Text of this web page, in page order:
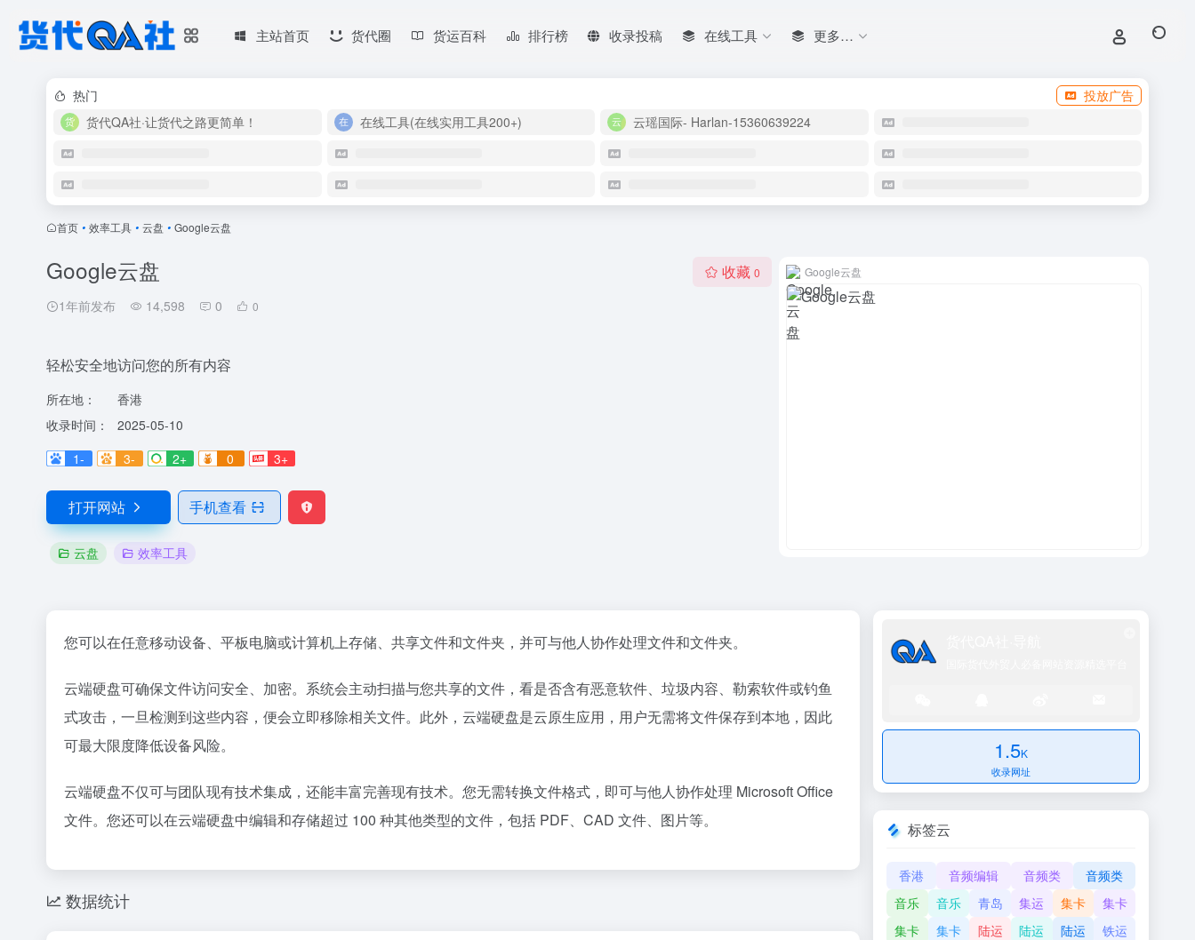
主站首页 货代圈 货运百科 排行榜 收录投稿 在线工具 更多…
热门
投放广告
货代QA社·让货代之路更简单！
在线工具(在线实用工具200+) 云瑶国际- Harlan-15360639224
首页 • 效率工具 • 云盘 • Google云盘
Google云盘
1年前发布 14,598 0 0
收藏 0
轻松安全地访问您的所有内容
所在地：
香港
收录时间：
2025-05-10
1-
3- 2+ 0 3+
打开网站 手机查看
云盘 效率工具
Google云盘
您可以在任意移动设备、平板电脑或计算机上存储、共享文件和文件夹，并可与他人协作处理文件和文件夹。
云端硬盘可确保文件访问安全、加密。系统会主动扫描与您共享的文件，看是否含有恶意软件、垃圾内容、勒索软件或钓鱼
式攻击，一旦检测到这些内容，便会立即移除相关文件。此外，云端硬盘是云原生应用，用户无需将文件保存到本地，因此
可最大限度降低设备风险。
云端硬盘不仅可与团队现有技术集成，还能丰富完善现有技术。您无需转换文件格式，即可与他人协作处理 Microsoft Office
文件。您还可以在云端硬盘中编辑和存储超过 100 种其他类型的文件，包括 PDF、CAD 文件、图片等。
数据统计
1.5K
收录网址
标签云
香港 音频编辑 音频类
音频类
音乐
音乐 青岛 集运 集卡
集卡
集卡
集卡 陆运 陆运 陆运
铁运